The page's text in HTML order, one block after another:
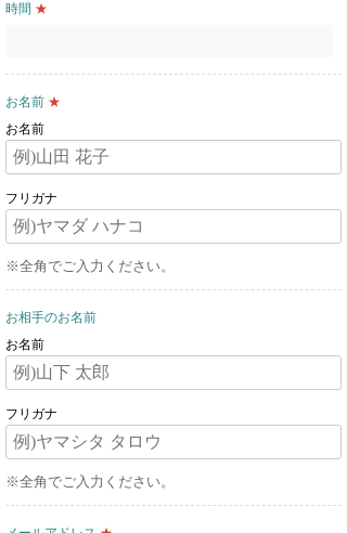
時間 ★
お名前 ★
お名前
フリガナ
※全角でご入力ください。
お相手のお名前
お名前
フリガナ
※全角でご入力ください。